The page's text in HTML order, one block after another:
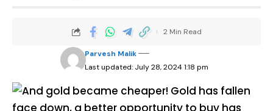
Last updated: July 28, 2024 1:18 pm
Parvesh Malik
2 Min Read